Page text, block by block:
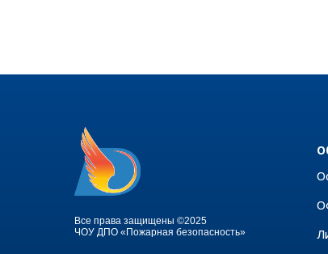
Все права защищены ©2025
ЧОУ ДПО «Пожарная безопасность»